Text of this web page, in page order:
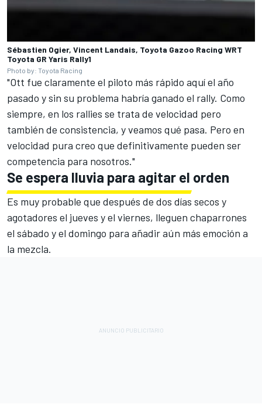
Sébastien Ogier, Vincent Landais, Toyota Gazoo Racing WRT
Toyota GR Yaris Rally1
Photo by: Toyota Racing
"Ott fue claramente el piloto más rápido aquí el año
pasado y sin su problema habría ganado el rally. Como
siempre, en los rallies se trata de velocidad pero
también de consistencia, y veamos qué pasa. Pero en
velocidad pura creo que definitivamente pueden ser
competencia para nosotros."
Se espera lluvia para agitar el orden
Es muy probable que después de dos días secos y
agotadores el jueves y el viernes, lleguen chaparrones
el sábado y el domingo para añadir aún más emoción a
la mezcla.